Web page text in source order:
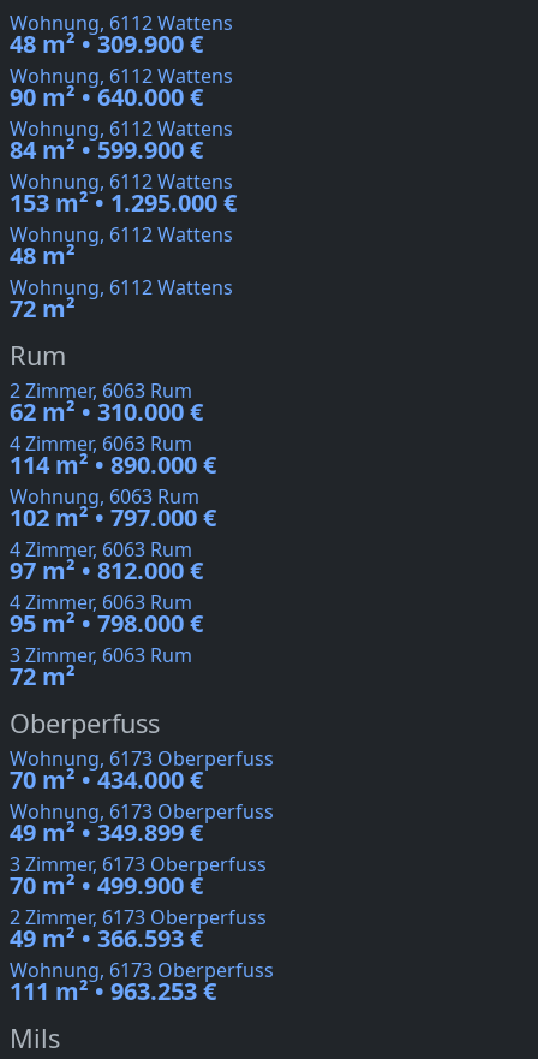
Wohnung, 6112 Wattens
48 m² • 309.900 €
Wohnung, 6112 Wattens
90 m² • 640.000 €
Wohnung, 6112 Wattens
84 m² • 599.900 €
Wohnung, 6112 Wattens
153 m² • 1.295.000 €
Wohnung, 6112 Wattens
48 m²
Wohnung, 6112 Wattens
72 m²
Rum
2 Zimmer, 6063 Rum
62 m² • 310.000 €
4 Zimmer, 6063 Rum
114 m² • 890.000 €
Wohnung, 6063 Rum
102 m² • 797.000 €
4 Zimmer, 6063 Rum
97 m² • 812.000 €
4 Zimmer, 6063 Rum
95 m² • 798.000 €
3 Zimmer, 6063 Rum
72 m²
Oberperfuss
Wohnung, 6173 Oberperfuss
70 m² • 434.000 €
Wohnung, 6173 Oberperfuss
49 m² • 349.899 €
3 Zimmer, 6173 Oberperfuss
70 m² • 499.900 €
2 Zimmer, 6173 Oberperfuss
49 m² • 366.593 €
Wohnung, 6173 Oberperfuss
111 m² • 963.253 €
Mils